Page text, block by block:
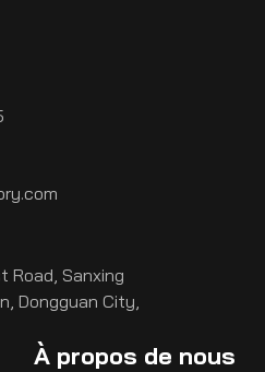
Road, Sanxing
Dongguan City,
À propos de nous